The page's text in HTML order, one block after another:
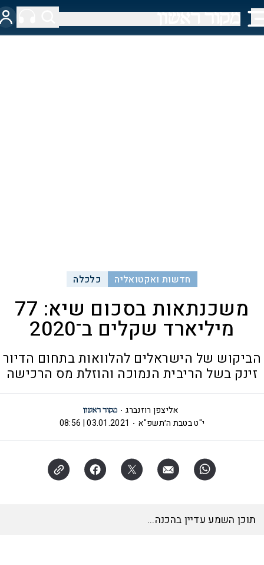
חדשות ואקטואליה כלכלה
משכנתאות בסכום שיא: 77
מיליארד שקלים ב־2020
הביקוש של הישראלים להלוואות בתחום הדיור
זינק בשל הריבית הנמוכה והוזלת מס הרכישה
אליצפן רוזנברג
י"ט בטבת ה׳תשפ"א
03.01.2021 | 08:56
תוכן השמע עדיין בהכנה...